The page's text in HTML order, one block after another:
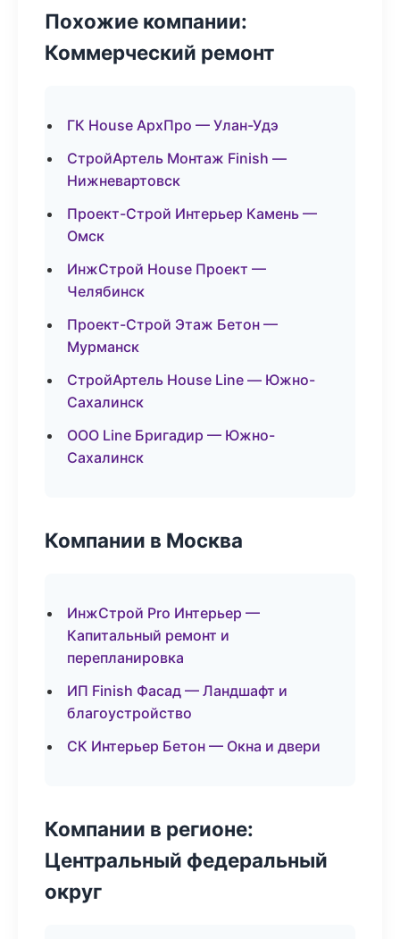
Похожие компании:
Коммерческий ремонт
ГК House АрхПро — Улан-Удэ
СтройАртель Монтаж Finish —
Нижневартовск
Проект-Строй Интерьер Камень —
Омск
ИнжСтрой House Проект —
Челябинск
Проект-Строй Этаж Бетон —
Мурманск
СтройАртель House Line — Южно-
Сахалинск
ООО Line Бригадир — Южно-
Сахалинск
Компании в Москва
ИнжСтрой Pro Интерьер —
Капитальный ремонт и
перепланировка
ИП Finish Фасад — Ландшафт и
благоустройство
СК Интерьер Бетон — Окна и двери
Компании в регионе:
Центральный федеральный
округ